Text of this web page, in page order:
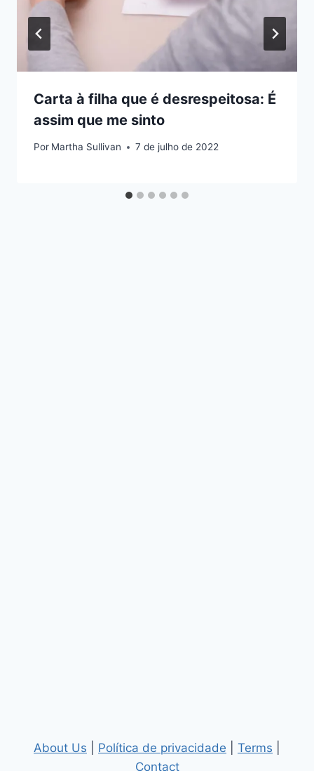
Carta à filha que é desrespeitosa: É
assim que me sinto
Por Martha Sullivan 7 de julho de 2022
About Us Política de privacidade Terms
Contact